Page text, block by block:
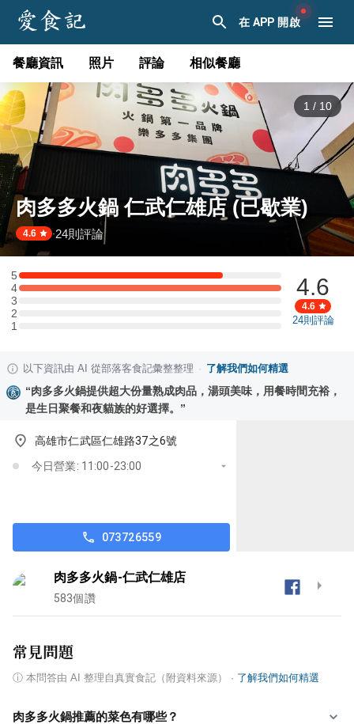
在 APP 開啟
餐廳資訊 照片 評論 相似餐廳
1 / 10
肉多多火鍋 仁武仁雄店 (已歇業)
4.6 ·24則評論
5
5 星：7 則評論
4
4 星：9 則評論
3
3 星：0 則評論
2
2 星：0 則評論
11 星：0 則評論
4.6
4.6
24則評論
以下資訊由 AI 從部落客食記彙整整理 · 了解我們如何精選
“肉多多火鍋提供超大份量熟成肉品，湯頭美味，用餐時間充裕，
是生日聚餐和夜貓族的好選擇。 ”
高雄市仁武區仁雄路37之6號
今日營業: 11:00-23:00
073726559
肉多多火鍋-仁武仁雄店
583個讚
常見問題
ⓘ 本問答由 AI 整理自真實食記（附資料來源） · 了解我們如何精選
肉多多火鍋推薦的菜色有哪些？